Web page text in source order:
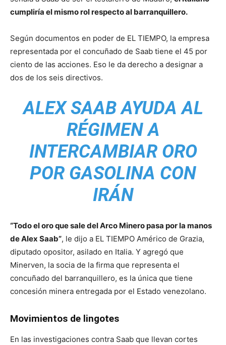
cumpliría el mismo rol respecto al barranquillero.
Según documentos en poder de EL TIEMPO, la empresa
representada por el concuñado de Saab tiene el 45 por
ciento de las acciones. Eso le da derecho a designar a
dos de los seis directivos.
ALEX SAAB AYUDA AL
RÉGIMEN A
INTERCAMBIAR ORO
POR GASOLINA CON
IRÁN
“Todo el oro que sale del Arco Minero pasa por la manos
de Alex Saab”, le dijo a EL TIEMPO Américo de Grazia,
diputado opositor, asilado en Italia. Y agregó que
Minerven, la socia de la firma que representa el
concuñado del barranquillero, es la única que tiene
concesión minera entregada por el Estado venezolano.
Movimientos de lingotes
En las investigaciones contra Saab que llevan cortes